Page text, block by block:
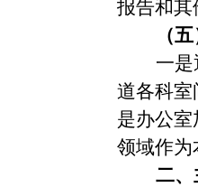
报告和其
（
一
道各科
是办公
领域作为
二、